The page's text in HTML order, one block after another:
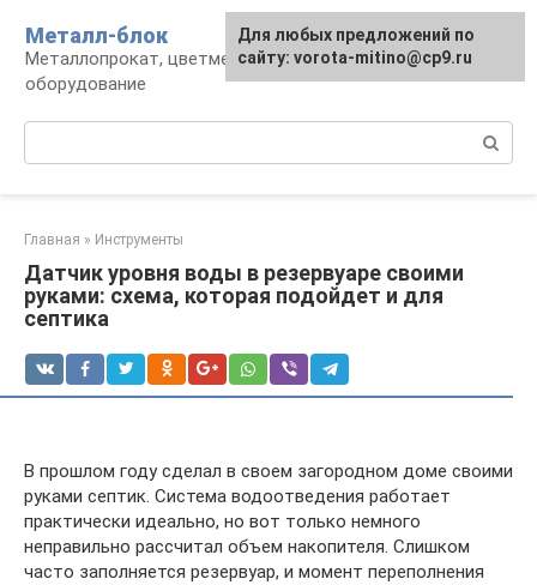
контенту
Металл-блок
Металлопрокат, цветмет, обработка и
оборудование
Главная » Инструменты
Датчик уровня воды в резервуаре своими
руками: схема, которая подойдет и для
септика
В прошлом году сделал в своем загородном доме своими
руками септик. Система водоотведения работает
практически идеально, но вот только немного
неправильно рассчитал объем накопителя. Слишком
часто заполняется резервуар, и момент переполнения
Для любых предложений по
сайту: vorota-mitino@cp9.ru